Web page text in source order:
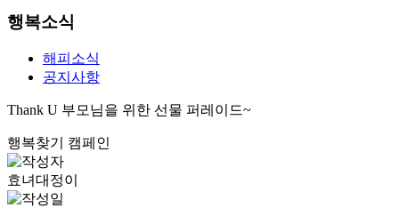
행복소식
해피소식
공지사항
Thank U 부모님을 위한 선물 퍼레이드~
행복찾기 캠페인
효녀대정이